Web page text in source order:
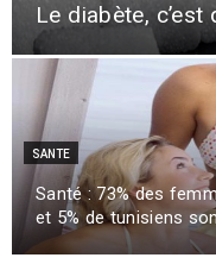
Le diabète, c’est
SANTE
Santé : 73% des
et 5% de tunisiens